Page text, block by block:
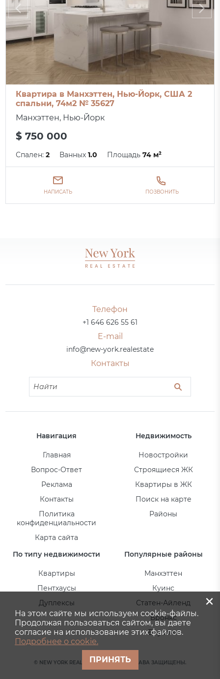
Квартира в Манхэттен, Нью-Йорк, США 2
спальни, 74м2 № 35627
Манхэттен, Нью-Йорк
$ 750 000
Спален:2 Ванных1.0 Площадь74 м²
НАПИСАТЬ ПОЗВОНИТЬ
Телефон
+1 646 626 55 61
E-mail
info@new-york.realestate
Контакты
Навигация
Главная
Вопрос-Ответ
Реклама
Контакты
Политика
конфиденциальности
Карта сайта
Недвижимость
Новостройки
Строящиеся ЖК
Квартиры в ЖК
Поиск на карте
Районы
По типу недвижимости
Квартиры
Пентхаусы
Дуплексы
Популярные районы
Манхэттен
Куинс
Статен-Айленд
Бронкс
Бруклин
© NEW YORK REAL ESTATE 2026. ВСЕ ПРАВА ЗАЩИЩЕНЫ.
×
На этом сайте мы используем cookie-файлы.
Продолжая пользоваться сайтом, вы даете
согласие на использование этих файлов.
Подробнее о cookie.
ПРИНЯТЬ